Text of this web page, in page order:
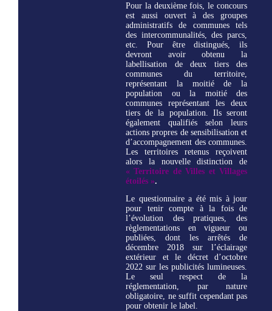
Pour la deuxième fois, le concours
est aussi ouvert à des groupes
administratifs de communes tels
des intercommunalités, des parcs,
etc. Pour être distingués, ils
devront avoir obtenu la
labellisation de deux tiers des
communes du territoire,
représentant la moitié de la
population ou la moitié des
communes représentant les deux
tiers de la population. Ils seront
également qualifiés selon leurs
actions propres de sensibilisation et
d’accompagnement des communes.
Les territoires retenus reçoivent
alors la nouvelle distinction de
« Territoire de Villes et Villages
étoilés ».
Le questionnaire a été mis à jour
pour tenir compte à la fois de
l’évolution des pratiques, des
règlementations en vigueur ou
publiées, dont les arrêtés de
décembre 2018 sur l’éclairage
extérieur et le décret d’octobre
2022 sur les publicités lumineuses.
Le seul respect de la
réglementation, par nature
obligatoire, ne suffit cependant pas
pour obtenir le label.